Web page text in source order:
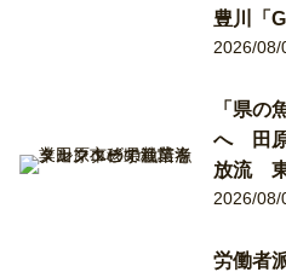
豊川「
2026/08/
「県の
へ 田原
放流 東
2026/08/
労働者